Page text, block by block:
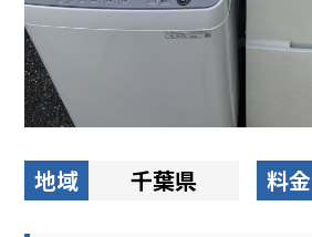
地域 千葉県 料金